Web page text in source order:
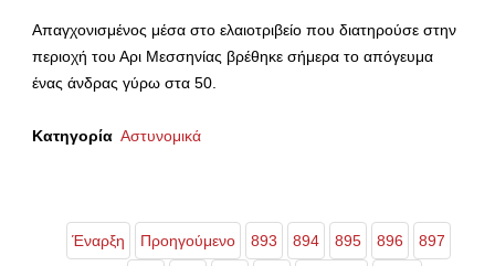
Απαγχονισμένος μέσα στο ελαιοτριβείο που διατηρούσε στην
περιοχή του Αρι Μεσσηνίας βρέθηκε σήμερα το απόγευμα
ένας άνδρας γύρω στα 50.
Κατηγορία Αστυνομικά
Έναρξη Προηγούμενο 893 894 895 896 897